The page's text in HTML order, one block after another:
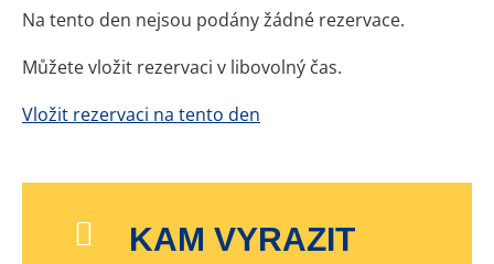
Na tento den nejsou podány žádné rezervace.
Můžete vložit rezervaci v libovolný čas.
Vložit rezervaci na tento den
KAM VYRAZIT